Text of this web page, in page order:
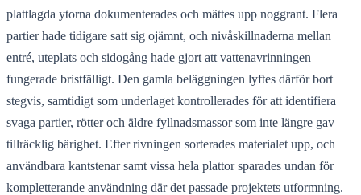
plattlagda ytorna dokumenterades och mättes upp noggrant. Flera
partier hade tidigare satt sig ojämnt, och nivåskillnaderna mellan
entré, uteplats och sidogång hade gjort att vattenavrinningen
fungerade bristfälligt. Den gamla beläggningen lyftes därför bort
stegvis, samtidigt som underlaget kontrollerades för att identifiera
svaga partier, rötter och äldre fyllnadsmassor som inte längre gav
tillräcklig bärighet. Efter rivningen sorterades materialet upp, och
användbara kantstenar samt vissa hela plattor sparades undan för
kompletterande användning där det passade projektets utformning.